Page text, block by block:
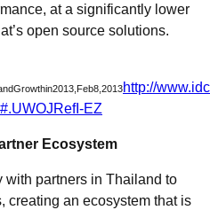
at a significantly lower
open source solutions.
Growthin2013, Feb8, 2013http://
EZ
Ecosystem
with partners in Thailand to
creating an ecosystem that is